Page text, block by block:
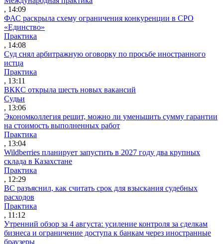
, 14:09
ФАС раскрыла схему ограничения конкуренции в СРО
«Единство»
Практика
, 14:08
Суд снял арбитражную оговорку по просьбе иностранного
истца
Практика
, 13:11
ВККС открыла шесть новых вакансий
Судьи
, 13:06
Экономколлегия решит, можно ли уменьшить сумму гарантии
на стоимость выполненных работ
Практика
, 13:04
Wildberries планирует запустить в 2027 году два крупных
склада в Казахстане
Практика
, 12:29
ВС разъяснил, как считать срок для взыскания судебных
расходов
Практика
, 11:12
Утренний обзор за 4 августа: усиление контроля за сделкам
бизнеса и ограничение доступа к банкам через иностранные
браузеры